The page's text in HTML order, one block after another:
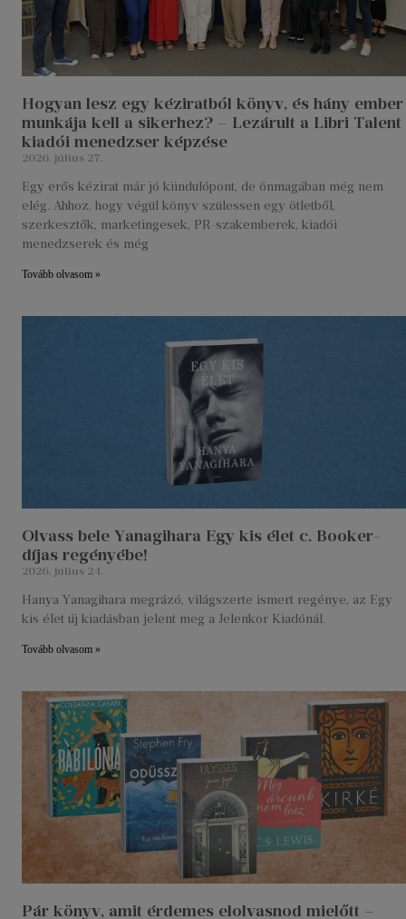
Hogyan lesz egy kéziratból könyv, és hány ember
munkája kell a sikerhez? – Lezárult a Libri Talent
kiadói menedzser képzése
2026. július 27.
Egy erős kézirat már jó kiindulópont, de önmagában még nem
elég. Ahhoz, hogy végül könyv szülessen egy ötletből,
szerkesztők, marketingesek, PR-szakemberek, kiadói
menedzserek és még
Tovább olvasom »
Olvass bele Yanagihara Egy kis élet c. Booker-
díjas regényébe!
2026. július 24.
Hanya Yanagihara megrázó, világszerte ismert regénye, az Egy
kis élet új kiadásban jelent meg a Jelenkor Kiadónál.
Tovább olvasom »
Pár könyv, amit érdemes elolvasnod mielőtt –